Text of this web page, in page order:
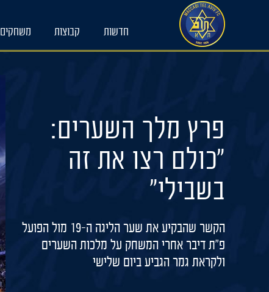
חדשות קבוצות משחקים
פרץ מלך השערים:
"כולם רצו את זה
בשבילי"
הקשר שהבקיע את שער הליגה ה-19 מול הפועל
פ"ת דיבר אחרי המשחק על מלכות השערים
ולקראת גמר הגביע ביום שלישי